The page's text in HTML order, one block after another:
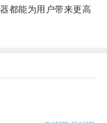
都能为用户带来更高